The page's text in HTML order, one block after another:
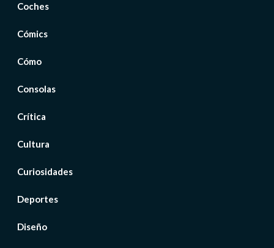
Coches
Cómics
Cómo
Consolas
Crítica
Cultura
Curiosidades
Deportes
Diseño